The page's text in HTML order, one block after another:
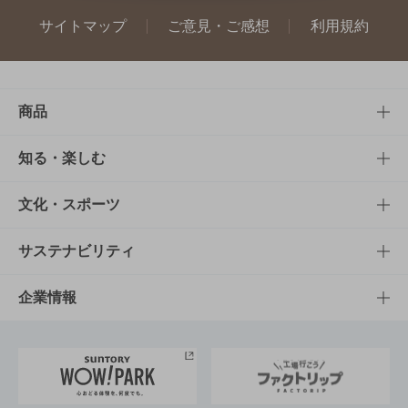
サイトマップ ご意見・ご感想 利用規約
商品
商品TOP
商品一覧
商品発売情報
栄養成分一覧
知る・楽しむ
知る・楽しむTOP
キャンペーン
工場見学
地域情報
文化・スポーツ
文化・スポーツTOP
サントリーホール
サントリーサンバーズ大阪
サステナビリティ
サステナビリティTOP
サントリーが考えるサステナビリティ経営
企業情報
企業概要